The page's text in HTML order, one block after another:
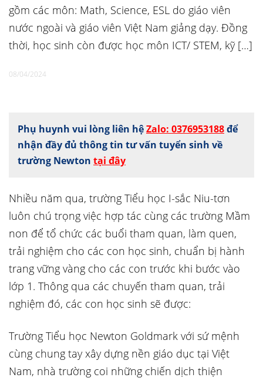
gồm các môn: Math, Science, ESL do giáo viên
nước ngoài và giáo viên Việt Nam giảng dạy. Đồng
thời, học sinh còn được học môn ICT/ STEM, kỹ […]
08/04/2024
Phụ huynh vui lòng liên hệZalo: 0376953188để
nhận đầy đủ thông tin tư vấn tuyển sinh về
trường Newton tại đây
Nhiều năm qua, trường Tiểu học I-sắc Niu-tơn
luôn chú trọng việc hợp tác cùng các trường Mầm
non để tổ chức các buổi tham quan, làm quen,
trải nghiệm cho các con học sinh, chuẩn bị hành
trang vững vàng cho các con trước khi bước vào
lớp 1. Thông qua các chuyến tham quan, trải
nghiệm đó, các con học sinh sẽ được:
Trường Tiểu học Newton Goldmark với sứ mệnh
cùng chung tay xây dựng nền giáo dục tại Việt
Nam, nhà trường coi những chiến dịch thiện